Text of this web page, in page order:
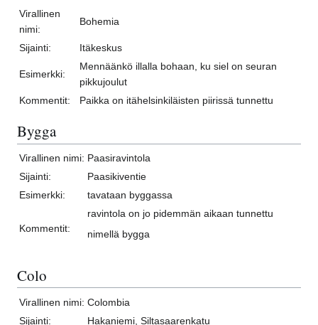
Virallinen
nimi:
Bohemia
Sijainti: Itäkeskus
Esimerkki:
Mennäänkö illalla bohaan, ku siel on seuran
pikkujoulut
Kommentit:
Paikka on itähelsinkiläisten piirissä tunnettu
Bygga
Virallinen nimi: Paasiravintola
Sijainti:
Paasikiventie
Esimerkki:
tavataan byggassa
Kommentit:
ravintola on jo pidemmän aikaan tunnettu
nimellä bygga
Colo
Virallinen nimi: Colombia
Sijainti:
Hakaniemi, Siltasaarenkatu